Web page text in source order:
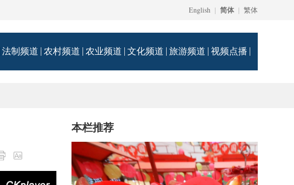
English 简体 繁体
法制频道 农村频道 农业频道 文化频道 旅游频道 视频点播
本栏推荐